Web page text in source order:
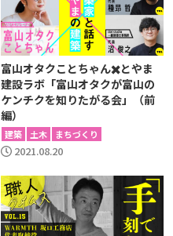
富山オタクことちゃん✖️とやま
建設ラボ「富山オタクが富山の
ケンチクを知りたがる会」（前
編）
建築 土木 まちづくり
2021.08.20